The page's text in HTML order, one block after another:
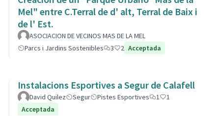
Mel" entre C.Terral de d' alt, Terral de Baix i
de l' Est.
ASOCIACION DE VECINOS MAS DE LA MEL
Parcs i Jardins Sostenibles
3 2 Acceptada
Instalacions Esportives a Segur de Calafell
David Quilez Segur Pistes Esportives 1
1
Acceptada